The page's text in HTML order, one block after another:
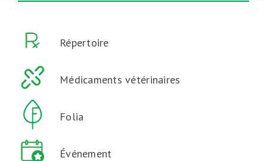
Répertoire
Médicaments vétérinaires
Folia
Événement